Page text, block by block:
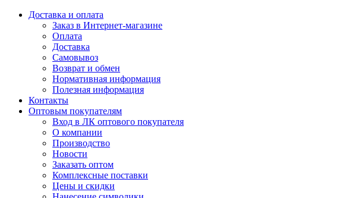
Доставка и оплата
Заказ в Интернет-магазине
Оплата
Доставка
Самовывоз
Возврат и обмен
Нормативная информация
Полезная информация
Контакты
Оптовым покупателям
Вход в ЛК оптового покупателя
О компании
Производство
Новости
Заказать оптом
Комплексные поставки
Цены и скидки